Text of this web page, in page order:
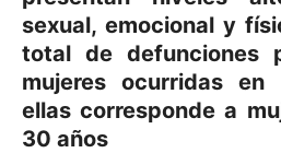
sexual, emocional y
total de defunciones
mujeres ocurridas
ellas corresponde a
30 años